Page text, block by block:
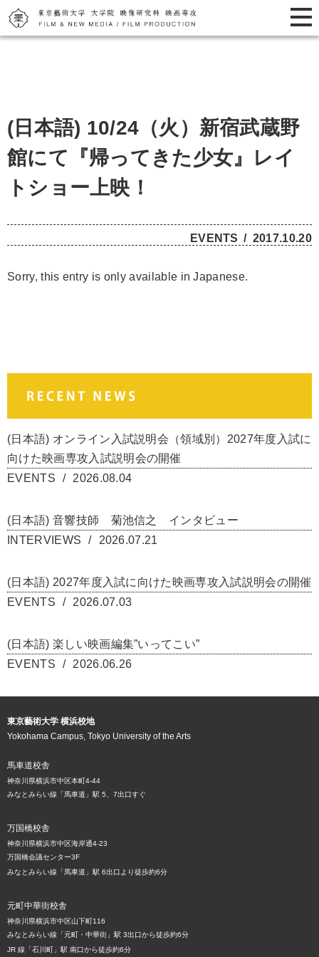
(日本語) 10/24（火）新宿武蔵野
館にて『帰ってきた少女』レイ
トショー上映！
EVENTS 2017.10.20
Sorry, this entry is only available inJapanese.
(日本語) オンライン入試説明会（領域別）2027年度入試に
向けた映画専攻入試説明会の開催
EVENTS
2026.08.04
(日本語) 音響技師 菊池信之 インタビュー
INTERVIEWS
2026.07.21
(日本語) 2027年度入試に向けた映画専攻入試説明会の開催
EVENTS
2026.07.03
(日本語) 楽しい映画編集”いってこい”
EVENTS
2026.06.26
東京藝術大学 横浜校地
Yokohama Campus, Tokyo University of the Arts
馬車道校舎
神奈川県横浜市中区本町4-44
みなとみらい線「馬車道」駅 5、7出口すぐ
万国橋校舎
神奈川県横浜市中区海岸通4-23
万国橋会議センター3F
みなとみらい線「馬車道」駅 6出口より徒歩約6分
元町中華街校舎
神奈川県横浜市中区山下町116
みなとみらい線「元町・中華街」駅 3出口から徒歩約6分
JR 線「石川町」駅 南口から徒歩約6分